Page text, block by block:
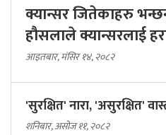
क्यान्सर जितेकाहरु
हौसलाले क्यान्सरलाई
आइतबार, मंसिर १४, २०८२
'सुरक्षित' नारा, 'असुरक्षित'
शनिबार, असोज ११, २०८२